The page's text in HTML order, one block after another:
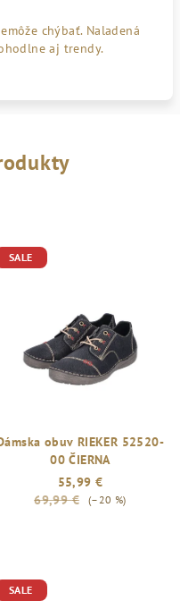
chýbať. Naladená
aj trendy.
SALE
obuv RIEKER 52520-
00 ČIERNA
55,99 €
69,99 €
(–20 %)
SALE